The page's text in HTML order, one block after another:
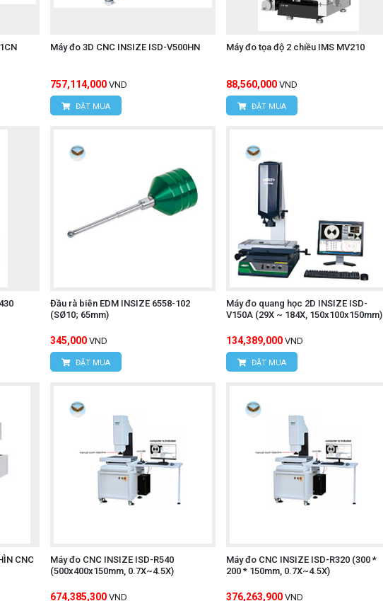
Máy đo 3D CNC INSIZE ISD-V500HN
757,114,000 VND
ĐẶT MUA
Máy đo tọa độ 2 chiều IMS MV210
88,560,000 VND
ĐẶT MUA
Đầu rà biên EDM INSIZE 6558-102
(SØ10; 65mm)
345,000 VND
ĐẶT MUA
Máy đo quang học 2D INSIZE ISD-
V150A (29X ~ 184X, 150x100x150mm)
134,389,000 VND
ĐẶT MUA
CNC
Máy đo CNC INSIZE ISD-R540
(500x400x150mm, 0.7X~4.5X)
674,385,300 VND
Máy đo CNC INSIZE ISD-R320 (300 *
200 * 150mm, 0.7X~4.5X)
376,263,900 VND